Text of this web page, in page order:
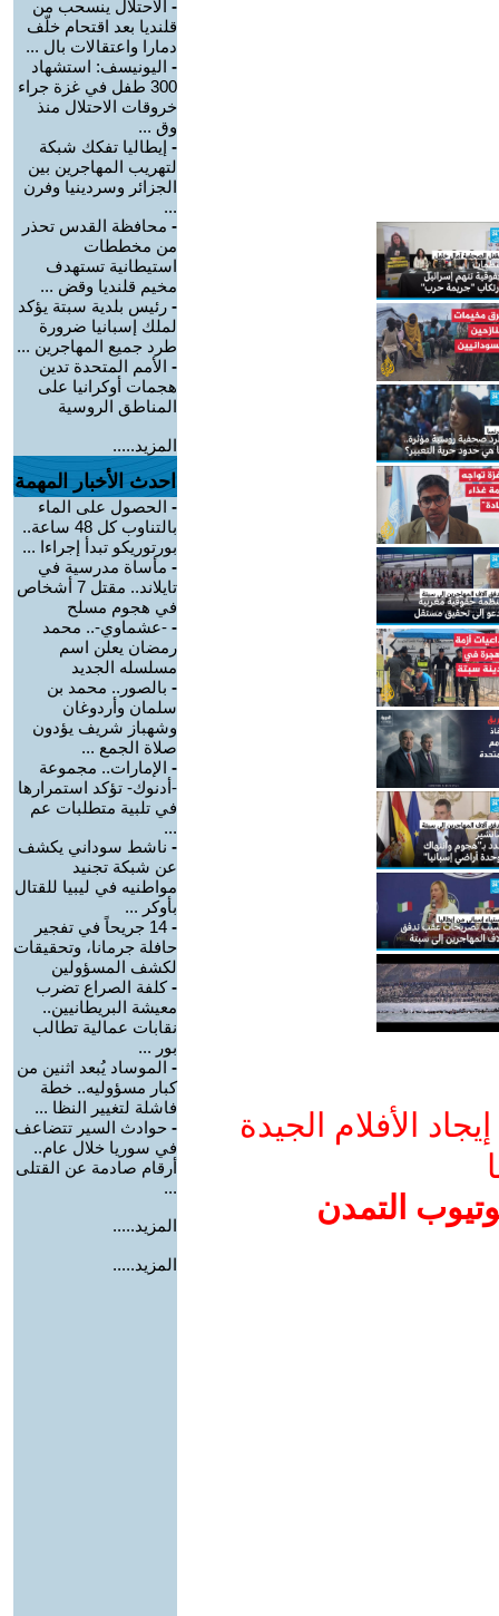
الأفلام الجيدة
التمدن
- الاحتلال ينسحب من
قلنديا بعد اقتحام خلّف
دمارا واعتقالات بال ...
- اليونيسف: استشهاد
300 طفل في غزة جراء
خروقات الاحتلال منذ
وق ...
- إيطاليا تفكك شبكة
لتهريب المهاجرين بين
الجزائر وسردينيا وفرن
...
- محافظة القدس تحذر
من مخططات
استيطانية تستهدف
مخيم قلنديا وقض ...
- رئيس بلدية سبتة يؤكد
لملك إسبانيا ضرورة
طرد جميع المهاجرين ...
- الأمم المتحدة تدين
هجمات أوكرانيا على
المناطق الروسية
المزيد.....
احدث الأخبار المهمة
- الحصول على الماء
بالتناوب كل 48 ساعة..
بورتوريكو تبدأ إجراءا ...
- مأساة مدرسية في
تايلاند.. مقتل 7 أشخاص
في هجوم مسلح
- -عشماوي-.. محمد
رمضان يعلن اسم
مسلسله الجديد
- بالصور.. محمد بن
سلمان وأردوغان
وشهباز شريف يؤدون
صلاة الجمع ...
- الإمارات.. مجموعة
-أدنوك- تؤكد استمرارها
في تلبية متطلبات عم
...
- ناشط سوداني يكشف
عن شبكة تجنيد
مواطنيه في ليبيا للقتال
بأوكر ...
-
14 جريحاً في تفجير
حافلة جرمانا، وتحقيقات
لكشف المسؤولين
-كلفة الصراع تضرب
معيشة البريطانيين..
نقابات عمالية تطالب
بور ...
- الموساد يُبعد اثنين من
كبار مسؤوليه.. خطة
فاشلة لتغيير النظا ...
- حوادث السير تتضاعف
في سوريا خلال عام..
أرقام صادمة عن القتلى
...
المزيد.....
المزيد.....